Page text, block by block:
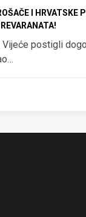
I HRVATSKE
postigli